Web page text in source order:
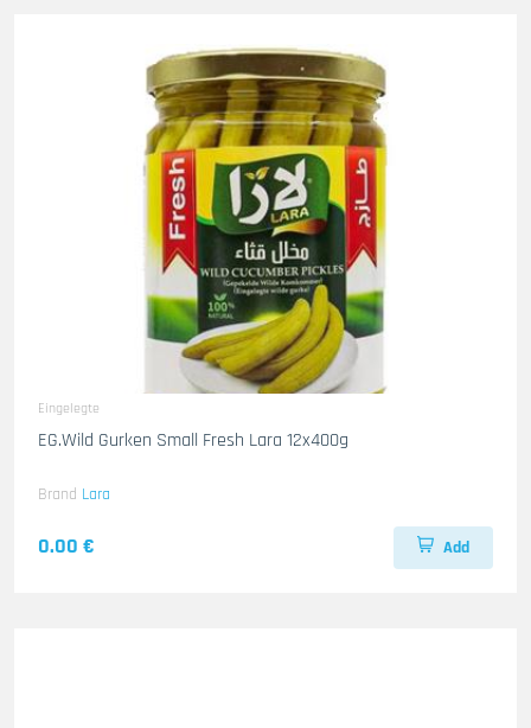
Eingelegte
EG.Wild Gurken Small Fresh Lara 12x400g
Brand Lara
0.00 € Add